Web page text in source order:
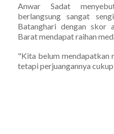
Anwar Sadat
berlangsung sangat
Batanghari dengan skor
Barat mendapat raihan
"Kita belum mendapatkan
tetapi perjuangannya